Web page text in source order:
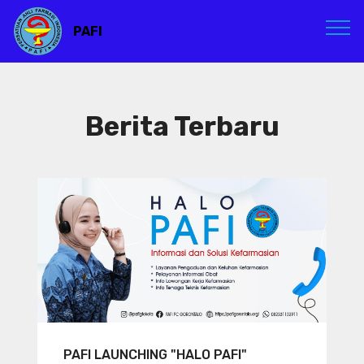
PAFI
Berita Terbaru
PAFI LAUNCHING "HALO PAFI"